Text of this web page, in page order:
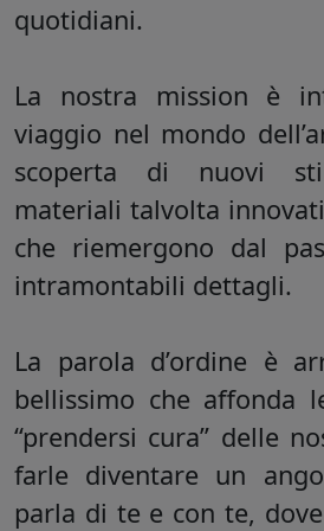
quotidiani.
La nostra mission è
viaggio nel mondo
scoperta di nuovi
materiali talvolta
che riemergono dal
intramontabili dettagli.
La parola d’ordine è
bellissimo che affonda
“prendersi cura” delle
farle diventare un
parla di te e con te,